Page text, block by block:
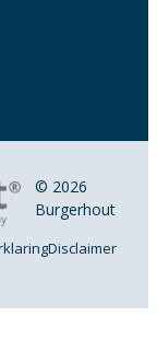
© 2026
Burgerhout
Disclaimer